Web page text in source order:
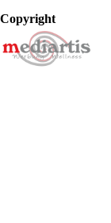
Copyright